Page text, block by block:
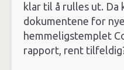
klar til å rulles ut. Da
dokumentene for
hemmeligstemplet
rapport, rent